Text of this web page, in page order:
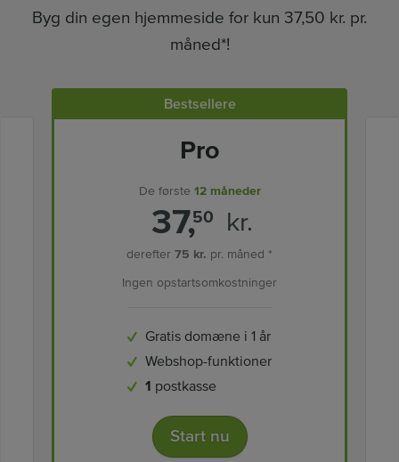
Byg din egen hjemmeside for kun 37,50 kr. pr.
måned*!
Bestsellere
Pro
De første 12 måneder
37,50 kr.
derefter 75 kr. pr. måned *
Ingen opstartsomkostninger
Gratis domæne i 1 år
Webshop-funktioner
1 postkasse
Start nu